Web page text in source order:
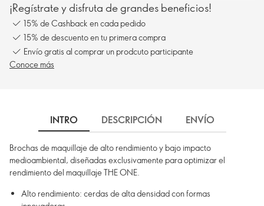
¡Regístrate y disfruta de grandes beneficios!
15% de Cashback en cada pedido
15% de descuento en tu primera compra
Envío gratis al comprar un prodcuto participante
Conoce más
INTRO DESCRIPCIÓN ENVÍO
Brochas de maquillaje de alto rendimiento y bajo impacto
medioambiental, diseñadas exclusivamente para optimizar el
rendimiento del maquillaje THE ONE.
Alto rendimiento: cerdas de alta densidad con formas